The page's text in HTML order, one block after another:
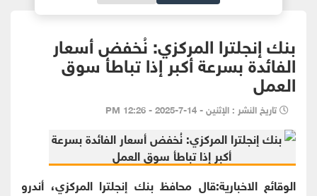
بنك إنجلترا المركزي: نُخفض أسعار
الفائدة بسرعة أكبر إذا تباطأ سوق
العمل
تاريخ النشر : الإثنين - 14-7-2025 - 12:26 PM
الوقائع الاخبارية:قال محافظ بنك إنجلترا المركزي، أندرو